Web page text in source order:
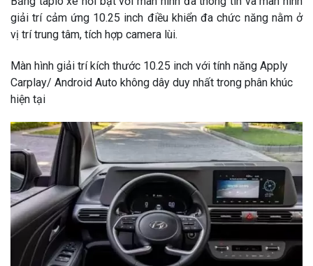
giải trí cảm ứng 10.25 inch điều khiển đa chức năng nằm ở
vị trí trung tâm, tích hợp camera lùi.
Màn hình giải tríkích thước 10.25 inch với tính năng Apply
Carplay/ Android Auto không dây duy nhất trong phân khúc
hiện tại